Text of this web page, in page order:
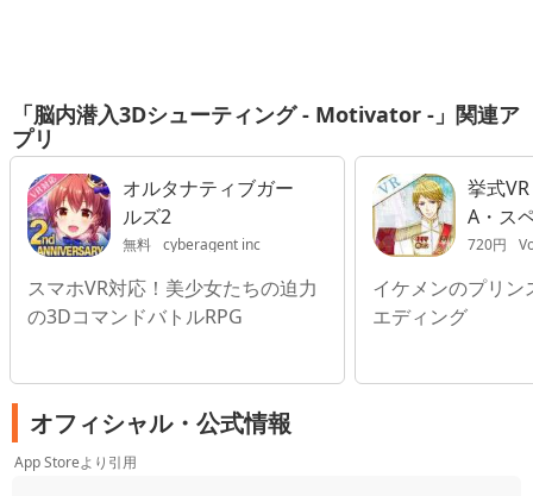
「脳内潜入3Dシューティング - Motivator -」関連ア
プリ
オルタナティブガー
ルズ2
無料 cyberagent inc
スマホVR対応！美少女たちの迫力
の3DコマンドバトルRPG
挙式
A・ス
720円
イケメンのプリン
エディング
オフィシャル・公式情報
App Storeより引用